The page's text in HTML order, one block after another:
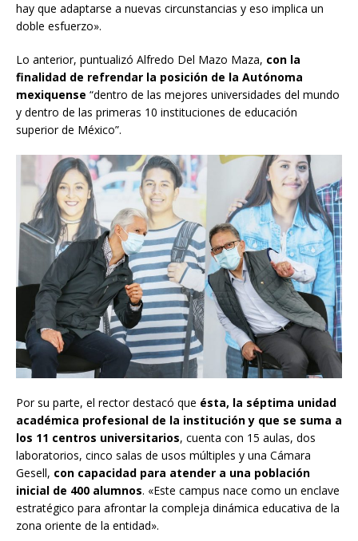
hay que adaptarse a nuevas circunstancias y eso implica un
doble esfuerzo».
Lo anterior, puntualizó Alfredo Del Mazo Maza, con la
finalidad de refrendar la posición de la Autónoma
mexiquense “dentro de las mejores universidades del mundo
y dentro de las primeras 10 instituciones de educación
superior de México”.
Por su parte, el rector destacó que ésta, la séptima unidad
académica profesional de la institución y que se suma a
los 11 centros universitarios, cuenta con 15 aulas, dos
laboratorios, cinco salas de usos múltiples y una Cámara
Gesell, con capacidad para atender a una población
inicial de 400 alumnos. «Este campus nace como un enclave
estratégico para afrontar la compleja dinámica educativa de la
zona oriente de la entidad».